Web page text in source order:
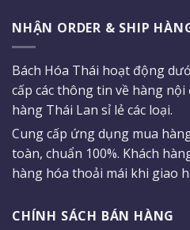
NHẬN ORDER & SHIP
Bách Hóa Thái hoạt động
cấp các thông tin về hàng
hàng Thái Lan sỉ lẻ các loại.
Cung cấp ứng dụng mua
toàn, chuẩn 100%. Khách
hàng hóa thoải mái khi giao
CHÍNH SÁCH BÁN HÀNG